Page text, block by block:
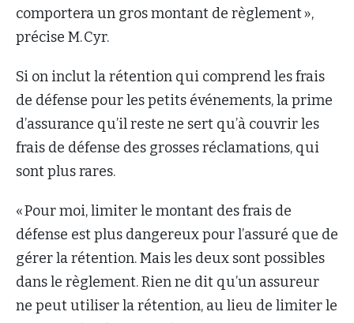
comportera un gros montant de règlement »,
précise M. Cyr.
Si on inclut la rétention qui comprend les frais
de défense pour les petits événements, la prime
d’assurance qu’il reste ne sert qu’à couvrir les
frais de défense des grosses réclamations, qui
sont plus rares.
« Pour moi, limiter le montant des frais de
défense est plus dangereux pour l’assuré que de
gérer la rétention. Mais les deux sont possibles
dans le règlement. Rien ne dit qu’un assureur
ne peut utiliser la rétention, au lieu de limiter le